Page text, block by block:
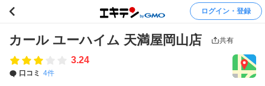
ログイン・登録
カール ユーハイム 天満屋岡山店 共有
3.24
口コミ 4件